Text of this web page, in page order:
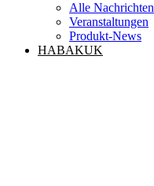
Alle Nachrichten
Veranstaltungen
Produkt-News
HABAKUK